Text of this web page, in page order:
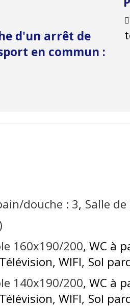
d'un arrêt de
en commun :
douche : 3 Salle
160x190/200 WC à
Télévision WIFI Sol
140x190/200 WC à
Télévision WIFI Sol